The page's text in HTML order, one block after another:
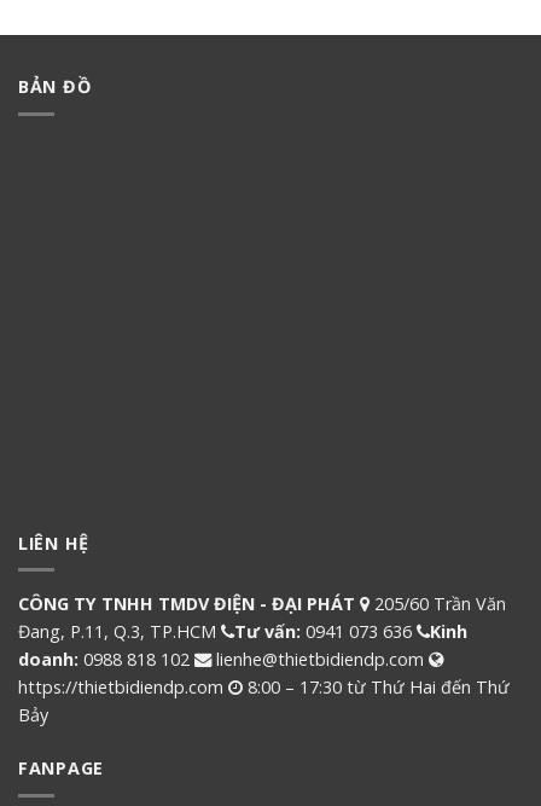
BẢN ĐỒ
LIÊN HỆ
CÔNG TY TNHH TMDV ĐIỆN - ĐẠI PHÁT
205/60 Trần Văn
Đang, P.11, Q.3, TP.HCM
Tư vấn: 0941 073 636
Kinh
doanh: 0988 818 102
lienhe@thietbidiendp.com
https://thietbidiendp.com
8:00 – 17:30 từ Thứ Hai đến Thứ
Bảy
FANPAGE